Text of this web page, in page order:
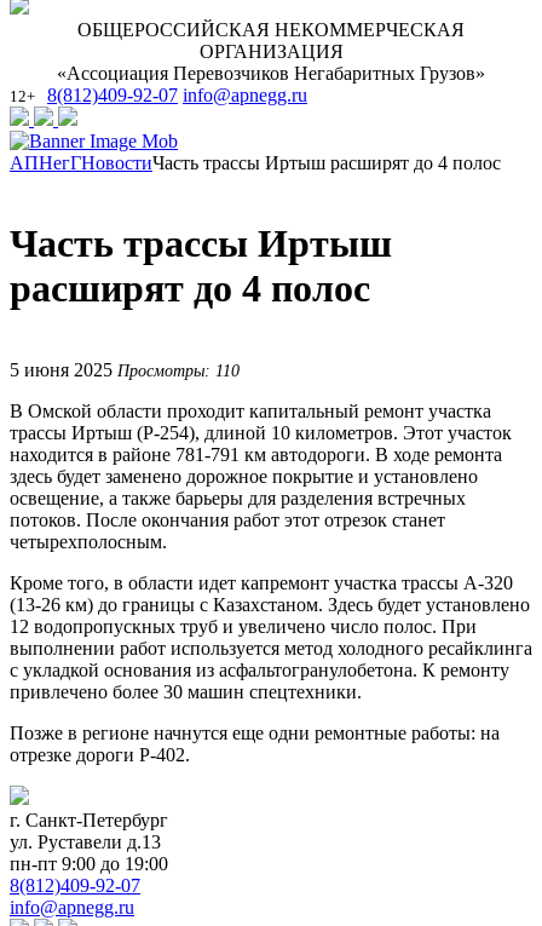
ОБЩЕРОССИЙСКАЯ НЕКОММЕРЧЕСКАЯ
ОРГАНИЗАЦИЯ
«Ассоциация Перевозчиков Негабаритных Грузов»
12+ 8(812)409-92-07 info@apnegg.ru
АПНегГНовостиЧасть трассы Иртыш расширят до 4 полос
Часть трассы Иртыш
расширят до 4 полос
5 июня 2025 Просмотры: 110
В Омской области проходит капитальный ремонт участка
трассы Иртыш (Р-254), длиной 10 километров. Этот участок
находится в районе 781-791 км автодороги. В ходе ремонта
здесь будет заменено дорожное покрытие и установлено
освещение, а также барьеры для разделения встречных
потоков. После окончания работ этот отрезок станет
четырехполосным.
Кроме того, в области идет капремонт участка трассы А-320
(13-26 км) до границы с Казахстаном. Здесь будет установлено
12 водопропускных труб и увеличено число полос. При
выполнении работ используется метод холодного ресайклинга
с укладкой основания из асфальтогранулобетона. К ремонту
привлечено более 30 машин спецтехники.
Позже в регионе начнутся еще одни ремонтные работы: на
отрезке дороги Р-402.
г. Санкт-Петербург
ул. Руставели д.13
пн-пт 9:00 до 19:00
8(812)409-92-07
info@apnegg.ru